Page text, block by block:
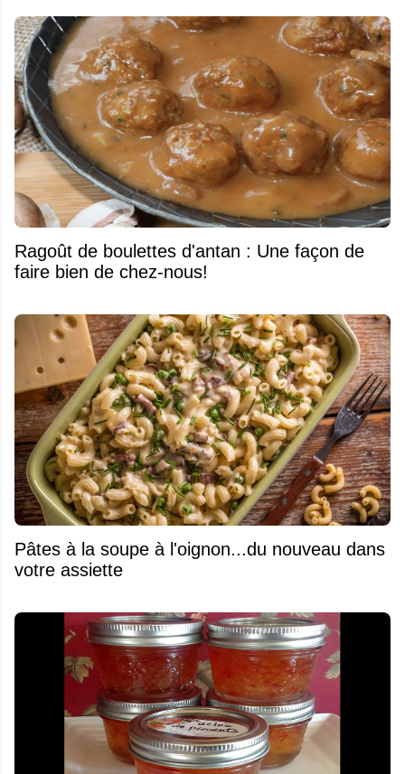
Ragoût de boulettes d'antan : Une façon de
faire bien de chez-nous!
Pâtes à la soupe à l'oignon...du nouveau dans
votre assiette